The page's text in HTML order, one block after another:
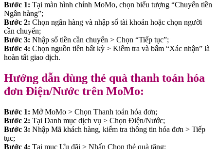
Bước 1: Tại màn hình chính MoMo, chọn biểu tượng “Chuyển tiền
Ngân hàng”;
Bước 2: Chọn ngân hàng và nhập số tài khoản hoặc chọn người
cần chuyển;
Bước 3: Nhập số tiền cần chuyển > Chọn “Tiếp tục”;
Bước 4: Chọn nguồn tiền bất kỳ > Kiểm tra và bấm “Xác nhận” là
hoàn tất giao dịch.
Hướng dẫn dùng thẻ quà thanh toán hóa
đơn Điện/Nước trên MoMo:
Bước 1: Mở MoMo > Chọn Thanh toán hóa đơn;
Bước 2: Tại Danh mục dịch vụ > Chọn Điện/Nước;
Bước 3: Nhập Mã khách hàng, kiểm tra thông tin hóa đơn > Tiếp
tục;
Bước 4: Tại mục Ưu đãi > Nhấn Chọn thẻ quà tặng;